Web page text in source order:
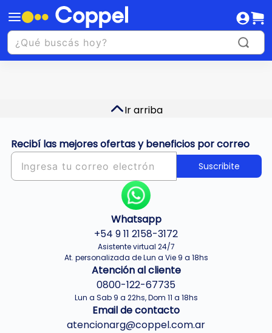
Ir arriba
Recibí las mejores ofertas y beneficios por correo
Suscribite
Whatsapp
+54 9 11 2158-3172
Asistente virtual 24/7
At. personalizada de Lun a Vie 9 a 18hs
Atención al cliente
0800-122-67735
Lun a Sab 9 a 22hs, Dom 11 a 18hs
Email de contacto
atencionarg@coppel.com.ar